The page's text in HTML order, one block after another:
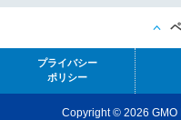
プライバシー
ポリシー
Copyright © 2026 GMO